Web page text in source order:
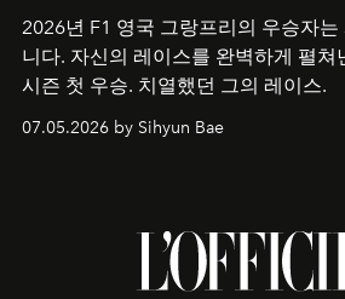
2026년 F1 영국 그랑프리의 우승자
니다. 자신의 레이스를 완벽하게 펼쳐
시즌 첫 우승. 치열했던 그의 레이스.
07.05.2026 by Sihyun Bae